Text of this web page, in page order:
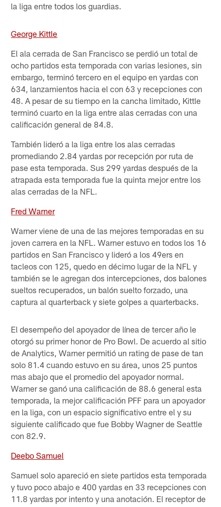
la liga entre todos los guardias.
George Kittle
El ala cerrada de San Francisco se perdió un total de
ocho partidos esta temporada con varias lesiones, sin
embargo, terminó tercero en el equipo en yardas con
634, lanzamientos hacia el con 63 y recepciones con
48. A pesar de su tiempo en la cancha limitado, Kittle
terminó cuarto en la liga entre alas cerradas con una
calificación general de 84.8.
También lideró a la liga entre los alas cerradas
promediando 2.84 yardas por recepción por ruta de
pase esta temporada. Sus 299 yardas después de la
atrapada esta temporada fue la quinta mejor entre los
alas cerradas de la NFL.
Fred Warner
Warner viene de una de las mejores temporadas en su
joven carrera en la NFL. Warner estuvo en todos los 16
partidos en San Francisco y lideró a los 49ers en
tacleos con 125, quedo en décimo lugar de la NFL y
también se le agregan dos intercepciones, dos balones
sueltos recuperados, un balón suelto forzado, una
captura al quarterback y siete golpes a quarterbacks.
El desempeño del apoyador de línea de tercer año le
otorgó su primer honor de Pro Bowl. De acuerdo al sitio
de Analytics, Warner permitió un rating de pase de tan
solo 81.4 cuando estuvo en su área, unos 25 puntos
mas abajo que el promedio del apoyador normal.
Warner se ganó una calificación de 88.6 general esta
temporada, la mejor calificación PFF para un apoyador
en la liga, con un espacio significativo entre el y su
siguiente calificado que fue Bobby Wagner de Seattle
con 82.9.
Deebo Samuel
Samuel solo apareció en siete partidos esta temporada
y tuvo poco abajo e 400 yardas en 33 recepciones con
11.8 yardas por intento y una anotación. El receptor de